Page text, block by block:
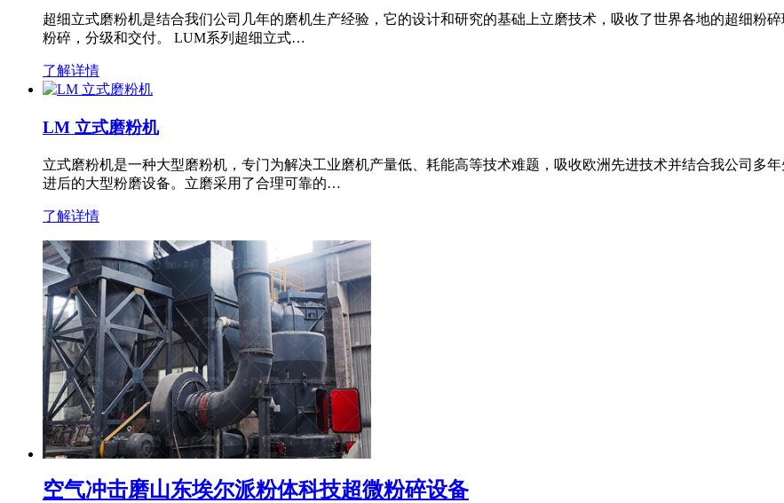
超细立式磨粉机是结合我们公司几年的磨机生产经验，它的设计和研究的基础上立磨技术，吸收了世界各地的超细粉
粉碎，分级和交付。 LUM系列超细立式…
了解详情
LM 立式磨粉机
立式磨粉机是一种大型磨粉机，专门为解决工业磨机产量低、耗能高等技术难题，吸收欧洲先进技术并结合我公司多
进后的大型粉磨设备。立磨采用了合理可靠的…
了解详情
空气冲击磨山东埃尔派粉体科技超微粉碎设备